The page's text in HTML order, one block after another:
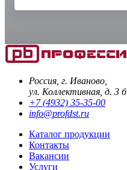
Россия, г. Иваново,
ул. Коллективная, д. 3 б
+7 (4932) 35-35-00
info@profdst.ru
Каталог продукции
Контакты
Вакансии
Услуги